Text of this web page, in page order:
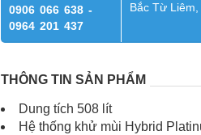
0906 066 638 -
0964 201 437
Bắc Từ
THÔNG TIN SẢN PHẨM
Dung tích 508 lít
Hệ thống khử mùi Hybrid